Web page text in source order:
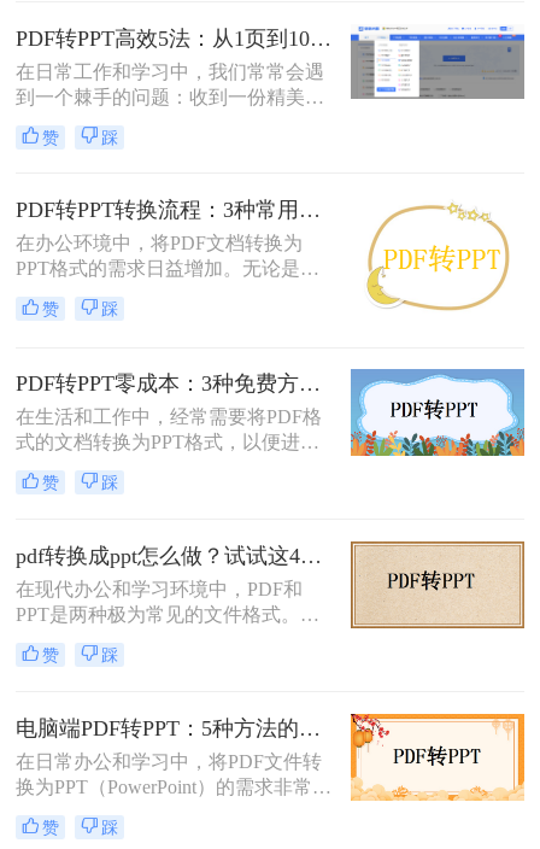
修改内容、调整逻辑，或是直接用于
会议汇报。然而，由于PDF格式本身
是为了稳定显示而非编辑而设计的，
这项转换工作常常伴随着格式错乱、
排版混乱、图片丢失等“车祸现场”。
PDF转PPT高效5法：从1页到100页，方法选择差异很大！
在日常工作和学习中，我们常常会遇
到一个棘手的问题：收到一份精美的
PDF文件，却需要将其内容用于自己
的PPT演示文稿中。PDF因其格式固
它“只读”的特性也使其内容难以直接
编辑和复用。此时，将PDF转换为可
编辑的PPT就成了一个刚性需求。
赞 踩
PDF转PPT转换流程：3种常用方法的速度和精度对比！
在办公环境中，将PDF文档转换为
PPT格式的需求日益增加。无论是为
了更好地展示信息，还是为了便于编
辑内容，掌握几种有效的PDF转PPT
怎么转换呢？本文将介绍三种常用的
方法来实现这一转换。
赞 踩
PDF转PPT零成本：3种免费方案的实际效果和隐藏限制！
在生活和工作中，经常需要将PDF格
式的文档转换为PPT格式，以便进行
演示和讲解。然而，一些专业的PDF
转PPT软件可能需要付费购买。那么
介绍三种不需要花钱就能将PDF转换
成PPT的方法。
赞 踩
pdf转换成ppt怎么做？试试这4个转换方法！
在现代办公和学习环境中，PDF和
PPT是两种极为常见的文件格式。
PDF文件因其出色的稳定性和兼容性
而被广泛用于文档分享和存储，而
睐。然而，有时我们需要将PDF转换
为PPT以便进行编辑和演示。那么pdf
转换成ppt怎么做呢？本文将详细介绍
几种将PDF转换为PPT的方法。
赞 踩
电脑端PDF转PPT：5种方法的安装配置和操作差异！
在日常办公和学习中，将PDF文件转
换为PPT（PowerPoint）的需求非常普
遍。无论是为了制作演示文稿、分享
资料还是教学用途，掌握高效的PDF
赞 踩